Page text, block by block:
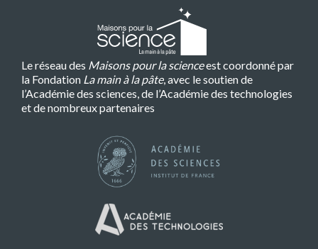
Le réseau des Maisons pour la scienceest coordonné par
la Fondation La main à la pâte, avec le soutien de
l’Académie des sciences, de l’Académie des technologies
et de nombreux partenaires